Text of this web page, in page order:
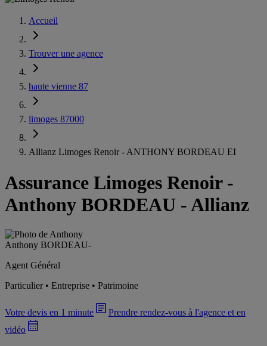
Accueil
Trouver une agence
haute vienne 87
limoges 87000
Allianz Limoges Renoir - ANTHONY BORDEAU EI
Assurance Limoges Renoir-
Anthony BORDEAU - Allianz
Anthony BORDEAU-
Agent Général
Particulier • Entreprise • Patrimoine
Votre devis en 1 minute
Prendre rendez-vous à l'agence et en
vidéo